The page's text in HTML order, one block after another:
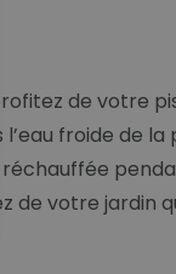
de votre
froide de la
de votre jardin